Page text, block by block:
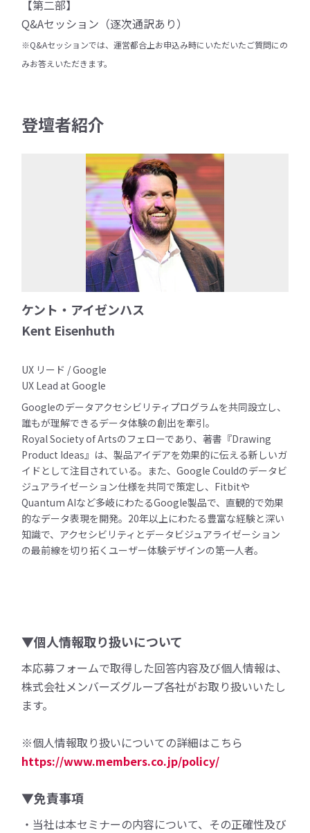
【第二部】
Q&Aセッション（逐次通訳あり）
※Q&Aセッションでは、運営都合上お申込み時にいただいたご質問にの
みお答えいただきます。
登壇者紹介
ケント・アイゼンハス
Kent Eisenhuth
UX リード / Google
UX Lead at Google
Googleのデータアクセシビリティプログラムを共同設立し、
誰もが理解できるデータ体験の創出を牽引。
Royal Society of Artsのフェローであり、著書『Drawing
Product Ideas』は、製品アイデアを効果的に伝える新しいガ
イドとして注目されている。また、Google Couldのデータビ
ジュアライゼーション仕様を共同で策定し、Fitbitや
Quantum AIなど多岐にわたるGoogle製品で、直観的で効果
的なデータ表現を開発。20年以上にわたる豊富な経験と深い
知識で、アクセシビリティとデータビジュアライゼーション
の最前線を切り拓くユーザー体験デザインの第一人者。
▼個人情報取り扱いについて
本応募フォームで取得した回答内容及び個人情報は、
株式会社メンバーズグループ各社がお取り扱いいたし
ます。
※個人情報取り扱いについての詳細はこちら
https://www.members.co.jp/policy/
▼免責事項
・当社は本セミナーの内容について、その正確性及び